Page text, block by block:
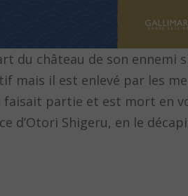
du château de son ennemi
mais il est enlevé par les
partie et est mort en
Shigeru, en le